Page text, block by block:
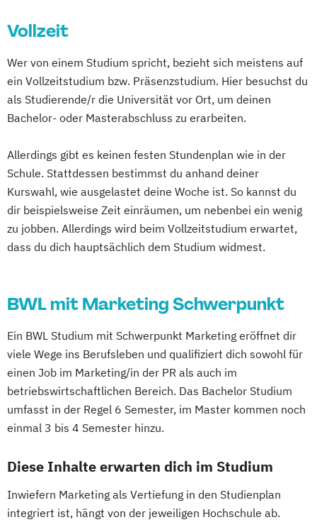
Vollzeit
Wer von einem Studium spricht, bezieht sich meistens auf
ein Vollzeitstudium bzw. Präsenzstudium. Hier besuchst du
als Studierende/r die Universität vor Ort, um deinen
Bachelor- oder Masterabschluss zu erarbeiten.
Allerdings gibt es keinen festen Stundenplan wie in der
Schule. Stattdessen bestimmst du anhand deiner
Kurswahl, wie ausgelastet deine Woche ist. So kannst du
dir beispielsweise Zeit einräumen, um nebenbei ein wenig
zu jobben. Allerdings wird beim Vollzeitstudium erwartet,
dass du dich hauptsächlich dem Studium widmest.
BWL mit Marketing Schwerpunkt
Ein BWL Studium mit Schwerpunkt Marketing eröffnet dir
viele Wege ins Berufsleben und qualifiziert dich sowohl für
einen Job im Marketing/in der PR als auch im
betriebswirtschaftlichen Bereich. Das Bachelor Studium
umfasst in der Regel 6 Semester, im Master kommen noch
einmal 3 bis 4 Semester hinzu.
Diese Inhalte erwarten dich im Studium
Inwiefern Marketing als Vertiefung in den Studienplan
integriert ist, hängt von der jeweiligen Hochschule ab.